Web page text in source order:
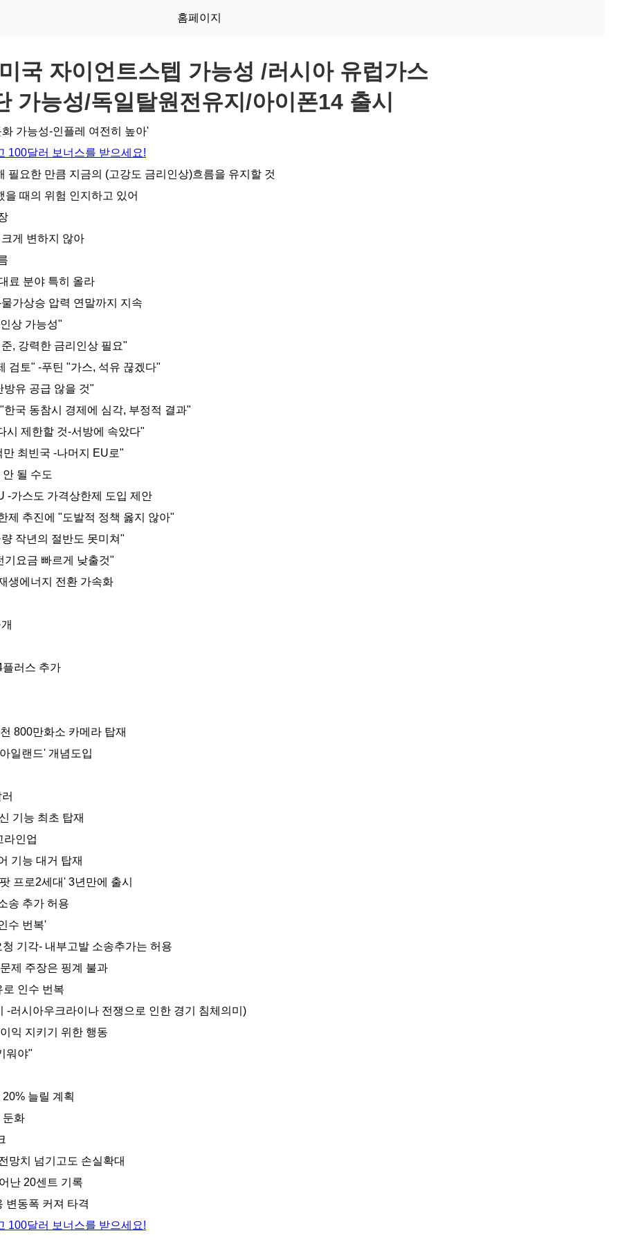
홈페이지
국 자이언트스텝 가능성 /러시아 유럽가스
가능성/독일탈원전유지/아이폰14 출시
가능성-인플레 여전히 높아'
100달러 보너스를 받으세요!
필요한 만큼 지금의 (고강도 금리인상)흐름을 유지할 것
때의 위험 인지하고 있어
게 변하지 않아
료 분야 특히 올라
가상승 압력 연말까지 지속
상 가능성"
, 강력한 금리인상 필요"
검토" -푸틴 "가스, 석유 끊겠다"
방유 공급 않을 것"
국 동참시 경제에 심각, 부정적 결과"
시 제한할 것-서방에 속았다"
최빈국 -나머지 EU로"
될 수도
-가스도 가격상한제 도입 제안
제 추진에 "도발적 정책 옳지 않아"
작년의 절반도 못미쳐"
기요금 빠르게 낮출것"
생에너지 전환 가속화
러스 추가
800만화소 카메라 탑재
일랜드' 개념도입
기능 최초 탑재
라인업
기능 대거 탑재
프로2세대' 3년만에 출시
송 추가 허용
수 번복'
기각- 내부고발 소송추가는 허용
제 주장은 핑계 불과
인수 번복
-러시아우크라이나 전쟁으로 인한 경기 침체의미)
익 지키기 위한 행동
워야"
늘릴 계획
둔화
망치 넘기고도 손실확대
난 20센트 기록
변동폭 커져 타격
100달러 보너스를 받으세요!